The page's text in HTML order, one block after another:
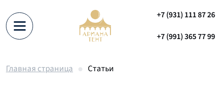
+7 (931) 111 87 26
+7 (991) 365 77 99
Главная страница Статьи